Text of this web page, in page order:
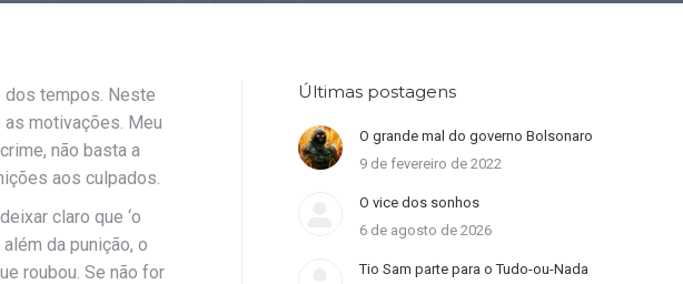
dos tempos. Neste
motivações. Meu
não basta a
aos culpados.
claro que ‘o
da punição, o
roubou. Se não for
Últimas postagens
O grande mal do governo Bolsonaro
9 de fevereiro de 2022
O vice dos sonhos
6 de agosto de 2026
Tio Sam parte para o Tudo-ou-Nada